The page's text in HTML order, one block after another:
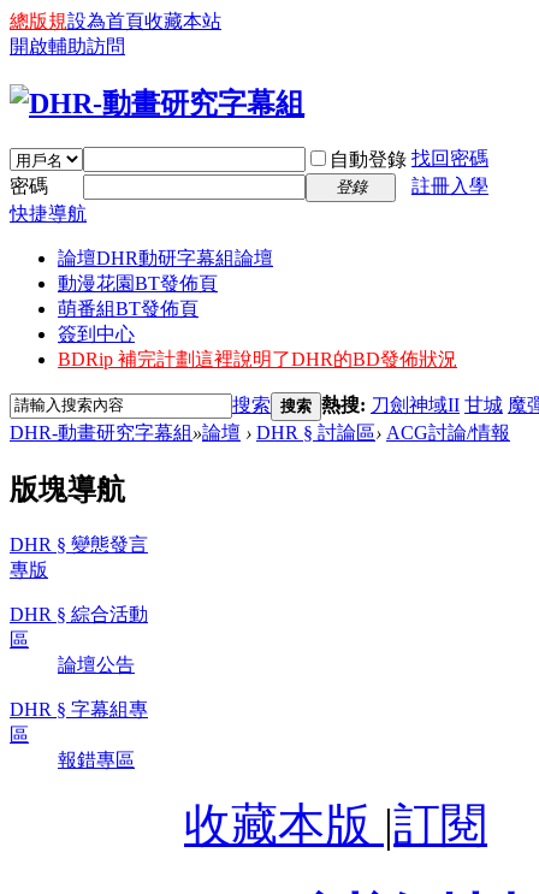
總版規設為首頁收藏本站
開啟輔助訪問
自動登錄 找回密碼
密碼
登錄
註冊入學
快捷導航
論壇DHR動研字幕組論壇
動漫花園BT發佈頁
萌番組BT發佈頁
簽到中心
BDRip 補完計劃這裡說明了DHR的BD發佈狀況
搜索 搜索 熱搜: 刀劍神域II 甘城 魔
DHR-動畫研究字幕組»論壇 › DHR § 討論區› ACG討論/情報
版塊導航
DHR § 變態發言
專版
DHR § 綜合活動
區
論壇公告
DHR § 字幕組專
區
報錯專區
收藏本版 |訂閱